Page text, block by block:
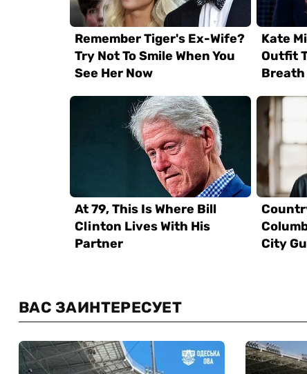
ВАС ЗАИНТЕРЕСУЕТ